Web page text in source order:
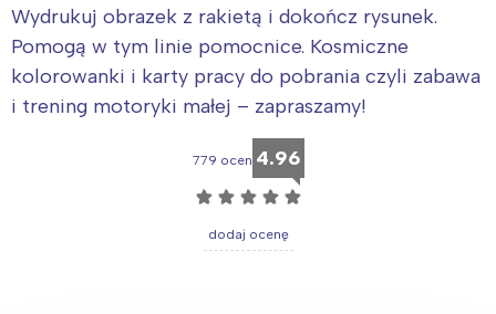
Wydrukuj obrazek z rakietą i dokończ rysunek.
Pomogą w tym linie pomocnice. Kosmiczne
kolorowanki i karty pracy do pobrania czyli zabawa
i trening motoryki małej – zapraszamy!
779 ocen 4.96
☆ ☆ ☆ ☆ ☆
dodaj ocenę